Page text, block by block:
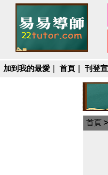
加到我的最愛 首頁 刊登
首頁 >